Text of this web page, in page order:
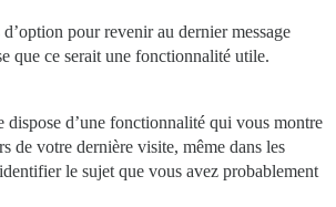
pour revenir au dernier message
que ce serait une fonctionnalité utile.
dispose d’une fonctionnalité qui vous montre
de votre dernière visite, même dans les
le sujet que vous avez probablement